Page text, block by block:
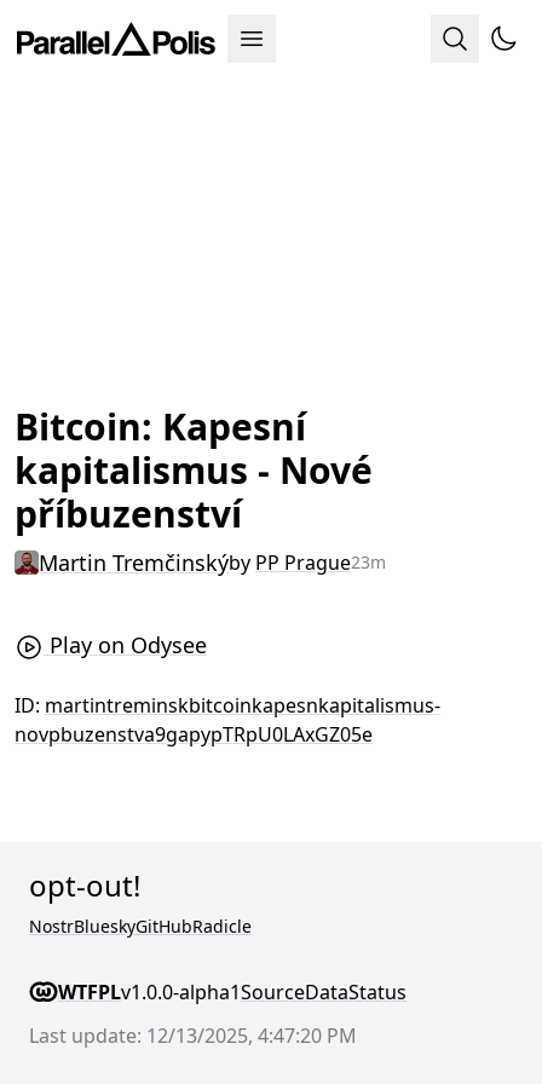
Bitcoin: Kapesní
kapitalismus - Nové
příbuzenství
Martin Tremčinskýby PP Prague23m
Play on Odysee
ID: martintreminskbitcoinkapesnkapitalismus-
novpbuzenstva9gapypTRpU0LAxGZ05e
opt-out!
NostrBlueskyGitHubRadicle
WTFPLv1.0.0-alpha1SourceDataStatus
Last update: 12/13/2025, 4:47:20 PM